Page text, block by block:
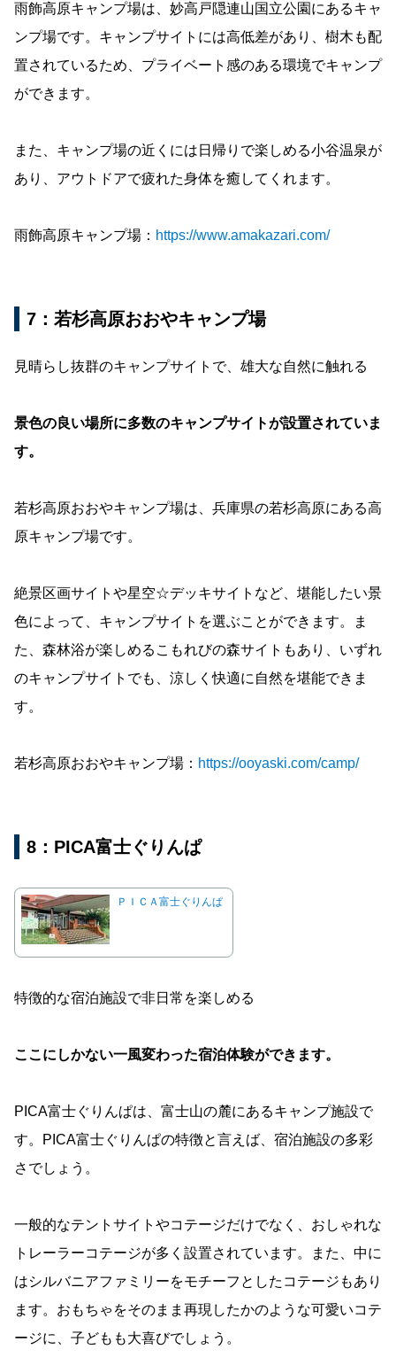
雨飾高原キャンプ場は、妙高戸隠連山国立公園にあるキャ
ンプ場です。キャンプサイトには高低差があり、樹木も配
置されているため、プライベート感のある環境でキャンプ
ができます。
また、キャンプ場の近くには日帰りで楽しめる小谷温泉が
あり、アウトドアで疲れた身体を癒してくれます。
雨飾高原キャンプ場： https://www.amakazari.com/
7：若杉高原おおやキャンプ場
見晴らし抜群のキャンプサイトで、雄大な自然に触れる
景色の良い場所に多数のキャンプサイトが設置されていま
す。
若杉高原おおやキャンプ場は、兵庫県の若杉高原にある高
原キャンプ場です。
絶景区画サイトや星空☆デッキサイトなど、堪能したい景
色によって、キャンプサイトを選ぶことができます。ま
た、森林浴が楽しめるこもれびの森サイトもあり、いずれ
のキャンプサイトでも、涼しく快適に自然を堪能できま
す。
若杉高原おおやキャンプ場： https://ooyaski.com/camp/
8：PICA富士ぐりんぱ
ＰＩＣＡ富士ぐりんぱ
特徴的な宿泊施設で非日常を楽しめる
ここにしかない一風変わった宿泊体験ができます。
PICA富士ぐりんぱは、富士山の麓にあるキャンプ施設で
す。PICA富士ぐりんぱの特徴と言えば、宿泊施設の多彩
さでしょう。
一般的なテントサイトやコテージだけでなく、おしゃれな
トレーラーコテージが多く設置されています。また、中に
はシルバニアファミリーをモチーフとしたコテージもあり
ます。おもちゃをそのまま再現したかのような可愛いコテ
ージに、子どもも大喜びでしょう。